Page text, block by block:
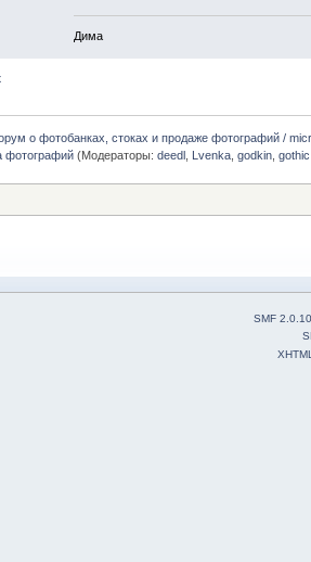
Дима
о фотобанках, стоках и продаже фотографий /
фотографий (Модераторы:deedl Lvenka ,godkin ,gothic
SMF